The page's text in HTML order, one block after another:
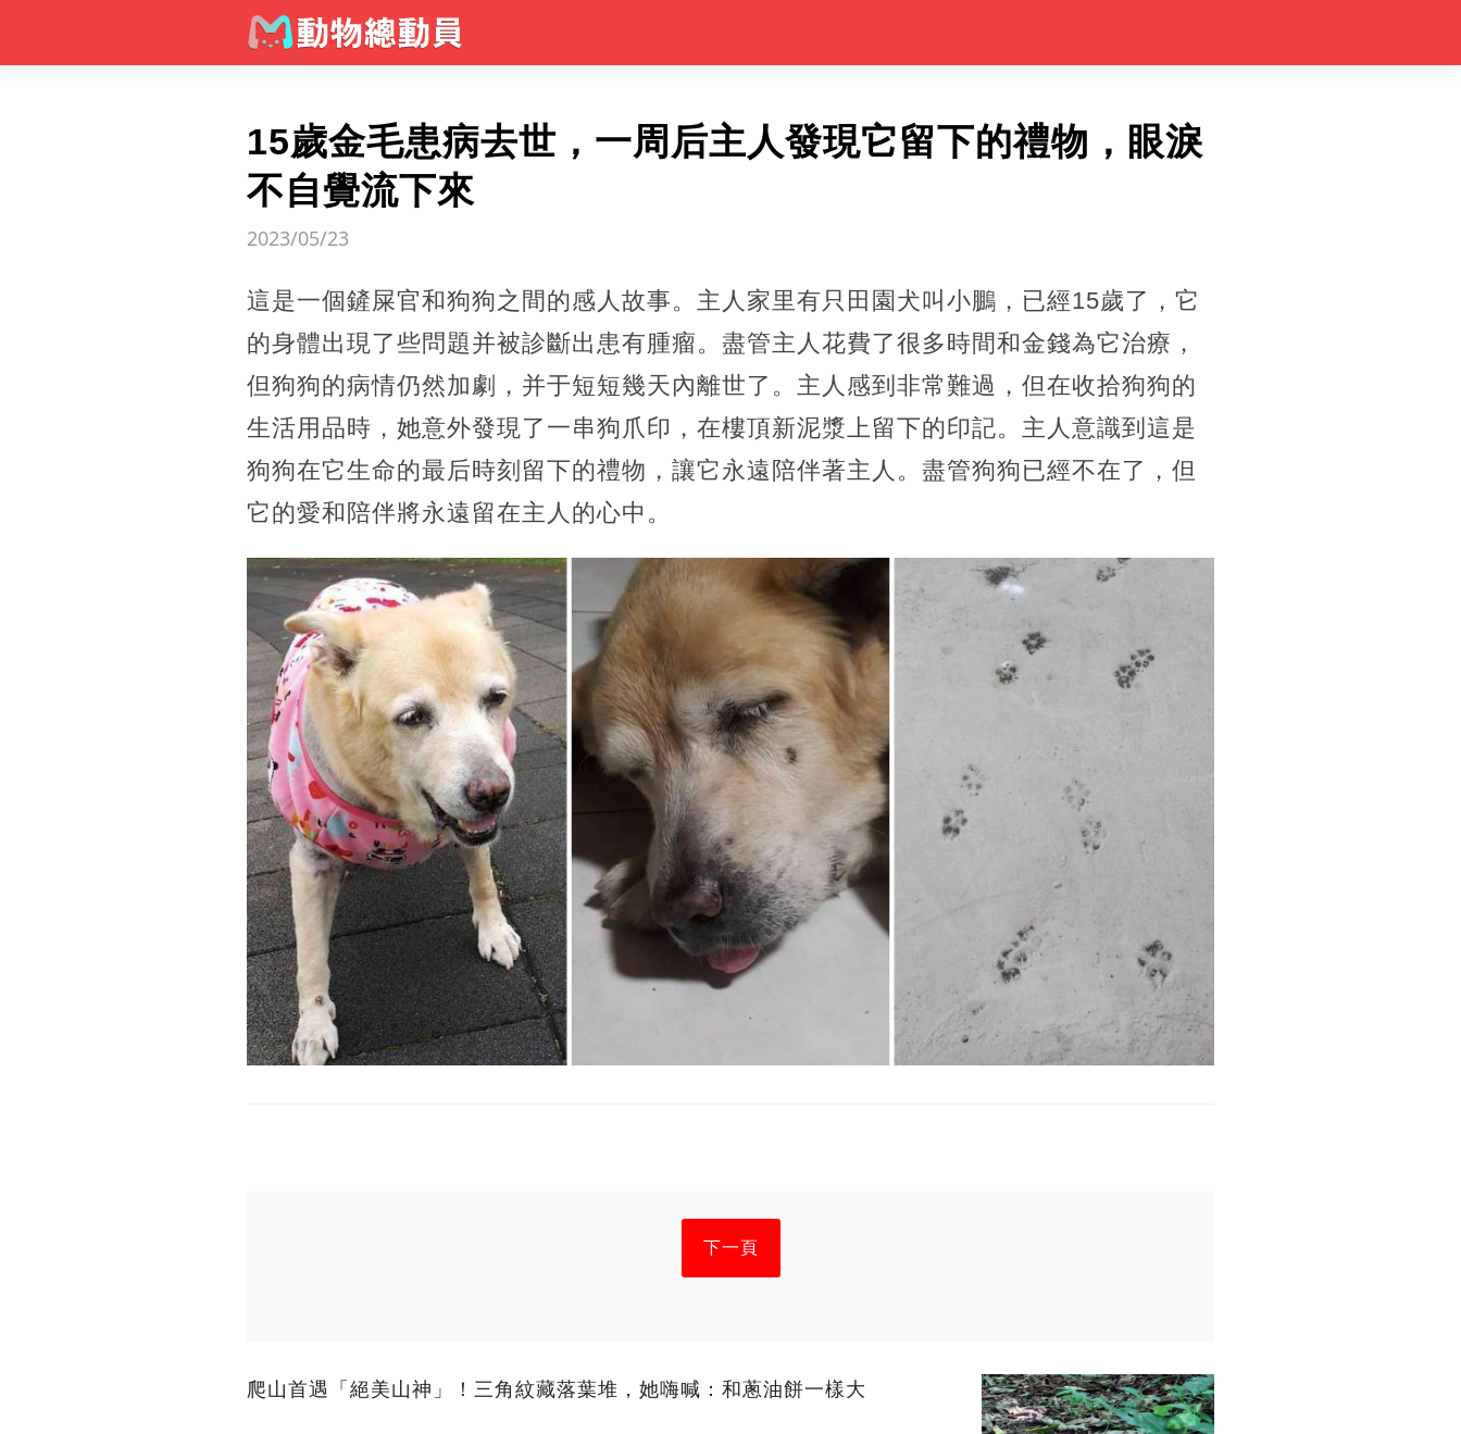
15歲金毛患病去世，一周后主人發現它留下的禮物，眼淚
不自覺流下來
2023/05/23
這是一個鏟屎官和狗狗之間的感人故事。主人家里有只田園犬叫小鵬，已經15歲了，它
的身體出現了些問題并被診斷出患有腫瘤。盡管主人花費了很多時間和金錢為它治療，
但狗狗的病情仍然加劇，并于短短幾天內離世了。主人感到非常難過，但在收拾狗狗的
生活用品時，她意外發現了一串狗爪印，在樓頂新泥漿上留下的印記。主人意識到這是
狗狗在它生命的最后時刻留下的禮物，讓它永遠陪伴著主人。盡管狗狗已經不在了，但
它的愛和陪伴將永遠留在主人的心中。
下一頁
爬山首遇「絕美山神」！三角紋藏落葉堆，她嗨喊：和蔥油餅一樣大